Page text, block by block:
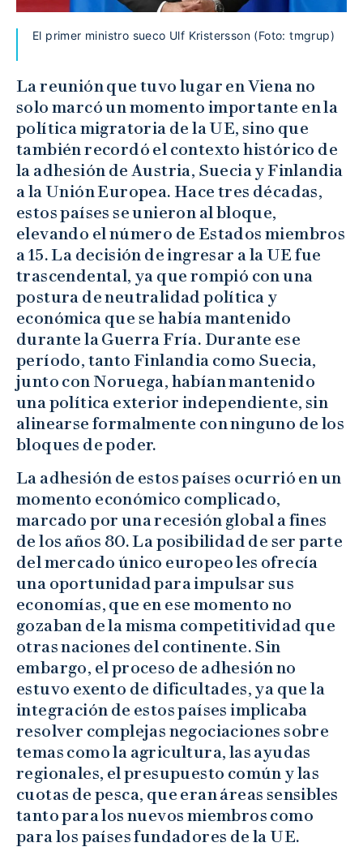
El primer ministro sueco Ulf Kristersson (Foto: tmgrup)
La reunión que tuvo lugar en Viena no
solo marcó un momento importante en la
política migratoria de la UE, sino que
también recordó el contexto histórico de
la adhesión de Austria, Suecia y Finlandia
a la Unión Europea. Hace tres décadas,
estos países se unieron al bloque,
elevando el número de Estados miembros
a 15. La decisión de ingresar a la UE fue
trascendental, ya que rompió con una
postura de neutralidad política y
económica que se había mantenido
durante la Guerra Fría. Durante ese
período, tanto Finlandia como Suecia,
junto con Noruega, habían mantenido
una política exterior independiente, sin
alinearse formalmente con ninguno de los
bloques de poder.
La adhesión de estos países ocurrió en un
momento económico complicado,
marcado por una recesión global a fines
de los años 80. La posibilidad de ser parte
del mercado único europeo les ofrecía
una oportunidad para impulsar sus
economías, que en ese momento no
gozaban de la misma competitividad que
otras naciones del continente. Sin
embargo, el proceso de adhesión no
estuvo exento de dificultades, ya que la
integración de estos países implicaba
resolver complejas negociaciones sobre
temas como la agricultura, las ayudas
regionales, el presupuesto común y las
cuotas de pesca, que eran áreas sensibles
tanto para los nuevos miembros como
para los países fundadores de la UE.